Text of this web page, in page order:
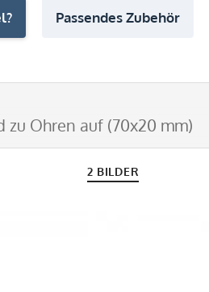
Passendes Zubehör
Ohren auf (70x20 mm)
2 BILDER